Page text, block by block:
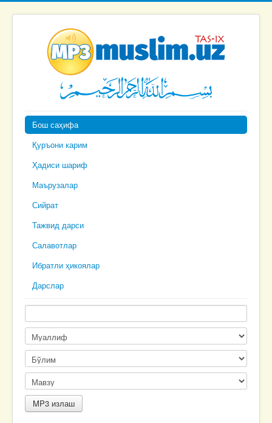
Бош саҳифа
Қуръони карим
Ҳадиси шариф
Маърузалар
Сийрат
Тажвид дарси
Салавотлар
Ибратли ҳикоялар
Дарслар